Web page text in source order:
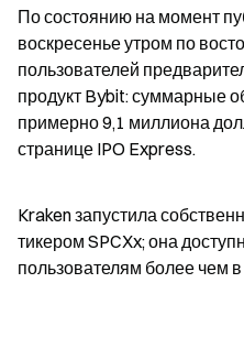
По состоянию на момент
воскресенье утром по
пользователей
продукт Bybit: суммарные
примерно 9,1 миллиона
странице IPO Express.
Kraken запустила
тикером SPCXx; она
пользователям более чем